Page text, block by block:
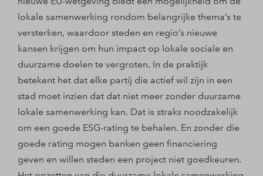
lokale samenwerking rondom belangrijke thema’s te
versterken, waardoor steden en regio’s nieuwe
kansen krijgen om hun impact op lokale sociale en
duurzame doelen te vergroten. In de praktijk
betekent het dat elke partij die actief wil zijn in een
stad moet inzien dat dat niet meer zonder duurzame
lokale samenwerking kan. Dat is straks noodzakelijk
om een goede ESG-rating te behalen. En zonder die
goede rating mogen banken geen financiering
geven en willen steden een project niet goedkeuren.